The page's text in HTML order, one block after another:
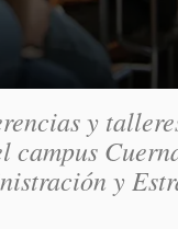
y
campus
y